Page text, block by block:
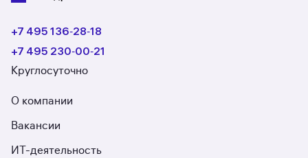
+7 495 136‑28‑18
+7 495 230‑00‑21
Круглосуточно
О компании
Вакансии
ИТ-деятельность